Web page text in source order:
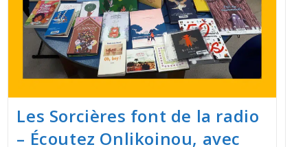
Les Sorcières font de la radio
– Écoutez Onlikoinou, avec